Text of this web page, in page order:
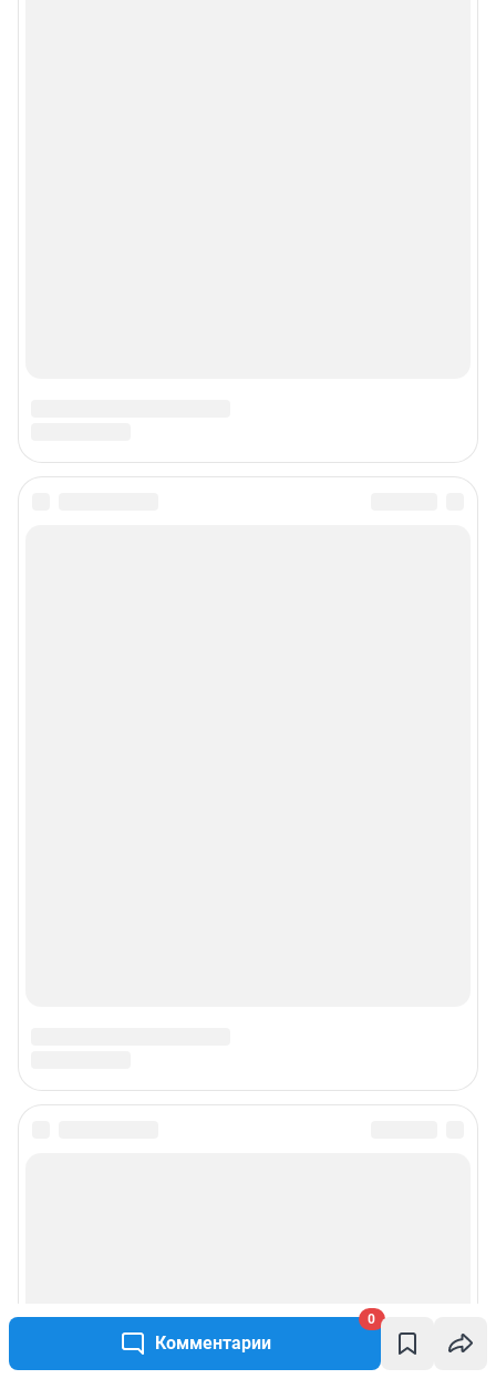
Комментарии
0